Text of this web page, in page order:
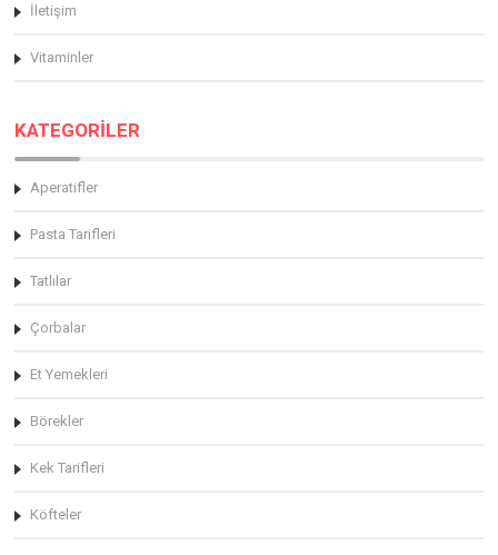
İletişim
Vitaminler
KATEGORİLER
Aperatifler
Pasta Tarifleri
Tatlılar
Çorbalar
Et Yemekleri
Börekler
Kek Tarifleri
Köfteler